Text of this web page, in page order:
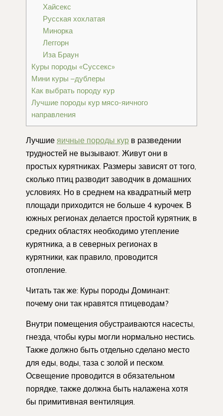
Хайсекс
Русская хохлатая
Минорка
Леггорн
Иза Браун
Куры породы «Суссекс»
Мини куры –дублеры
Как выбрать породу кур
Лучшие породы кур мясо-яичного
направления
Лучшие яичные породы кур в разведении
трудностей не вызывают. Живут они в
простых курятниках. Размеры зависят от того,
сколько птиц разводит заводчик в домашних
условиях. Но в среднем на квадратный метр
площади приходится не больше 4 курочек. В
южных регионах делается простой курятник, в
средних областях необходимо утепление
курятника, а в северных регионах в
курятники, как правило, проводится
отопление.
Читать так же: Куры породы Доминант:
почему они так нравятся птицеводам?
Внутри помещения обустраиваются насесты,
гнезда, чтобы куры могли нормально нестись.
Также должно быть отдельно сделано место
для еды, воды, таза с золой и песком.
Освещение проводится в обязательном
порядке, также должна быть налажена хотя
бы примитивная вентиляция.